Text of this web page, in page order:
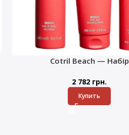
Cotril Beach — Набір
2 782 грн.
Купить